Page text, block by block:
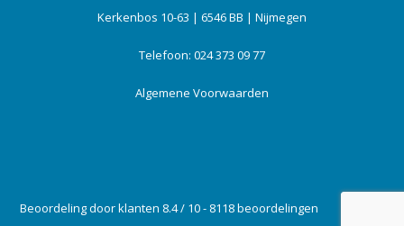
Kerkenbos 10-63 | 6546 BB | Nijmegen
Telefoon: 024 373 09 77
Algemene Voorwaarden
Beoordeling door klanten 8.4 / 10 - 8118 beoordelingen